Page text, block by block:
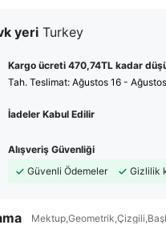
yeri Turkey
Kargo ücreti 470,74TL kadar
Tah. Teslimat: Ağustos 16 -
İadeler Kabul Edilir
Alışveriş Güvenliği
Güvenli Ödemeler
Gizlilik